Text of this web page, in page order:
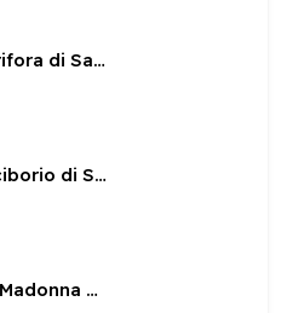
Vetrata della trifora di San Gregorio
Iscrizione sul ciborio di San Gregorio
Cappella della Madonna del latte a San Gregorio